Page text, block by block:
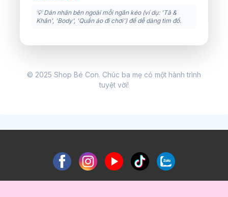
💡 Dán nhãn bên ngoài mỗi ngăn kéo (ví dụ: 'Tã &
Khăn', 'Body', 'Quần áo đi chơi') để dễ dàng tìm đồ.
© 2025 Shop Bé Con. Chúc ba mẹ có một hành trình
tuyệt vời!